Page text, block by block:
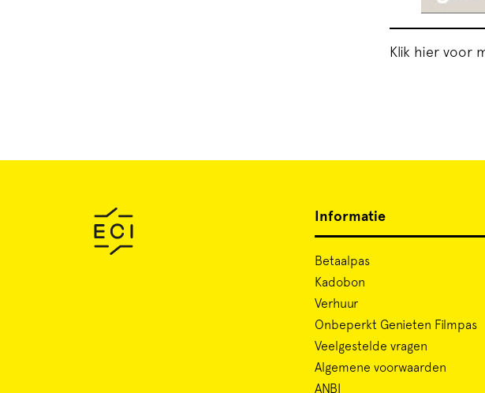
Klik hier voor
Informatie
Betaalpas
Kadobon
Verhuur
Onbeperkt Genieten Filmpas
Veelgestelde vragen
Algemene voorwaarden
ANBI